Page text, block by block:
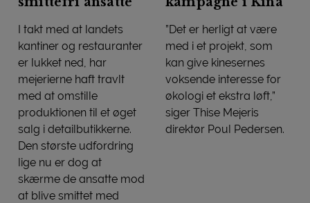
I takt med at landets
kantiner og restauranter
er lukket ned, har
mejerierne haft travlt
med at omstille
produktionen til et øget
salg i detailbutikkerne.
Den største udfordring
lige nu er dog at
skærme de ansatte mod
at blive smittet med
”Det er herligt at være
med i et projekt, som
kan give kinesernes
voksende interesse for
økologi et ekstra løft,”
siger Thise Mejeris
direktør Poul Pedersen.